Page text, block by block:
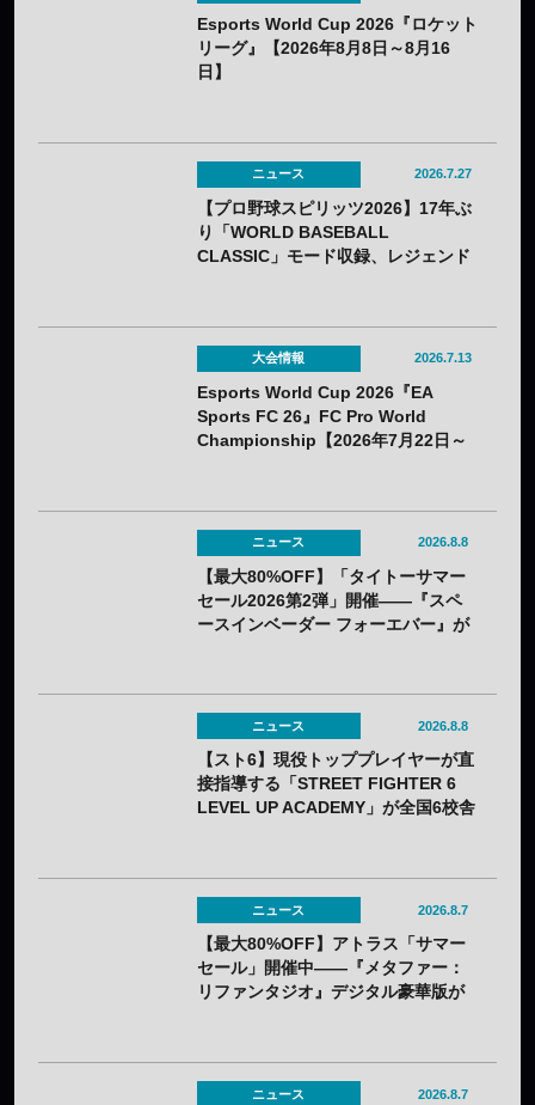
Esports World Cup 2026『ロケット
リーグ』【2026年8月8日～8月16
日】
ニュース 2026.7.27
【プロ野球スピリッツ2026】17年ぶ
り「WORLD BASEBALL
CLASSIC」モード収録、レジェンド
大会情報 2026.7.13
Esports World Cup 2026『EA
Sports FC 26』FC Pro World
Championship【2026年7月22日～
ニュース 2026.8.8
【最大80%OFF】「タイトーサマー
セール2026第2弾」開催——『スペ
ースインベーダー フォーエバー』が
ニュース 2026.8.8
【スト6】現役トッププレイヤーが直
接指導する「STREET FIGHTER 6
LEVEL UP ACADEMY」が全国6校舎
ニュース 2026.8.7
【最大80%OFF】アトラス「サマー
セール」開催中——『メタファー：
リファンタジオ』デジタル豪華版が
ニュース 2026.8.7